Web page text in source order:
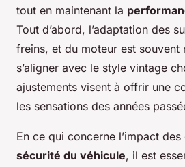
tout en maintenant la
Tout d’abord, l’adaptation des
freins, et du moteur est souvent
s’aligner avec le style vintage
ajustements visent à offrir une
les sensations des années
En ce qui concerne l’impact
sécurité du véhicule, il est